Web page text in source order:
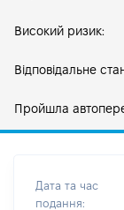
Високий ризик:
Відповідальне
Пройшла
Дата та час
подання: